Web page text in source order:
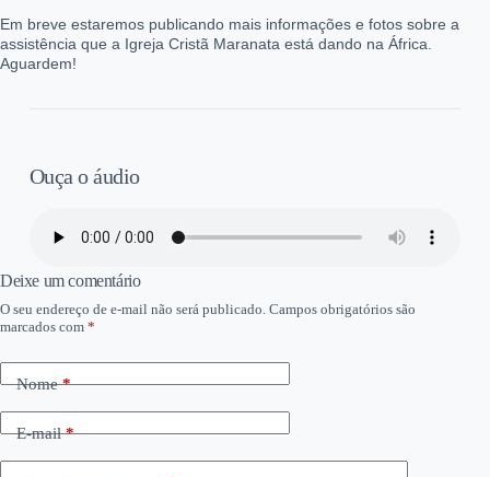
Em breve estaremos publicando mais informações e fotos sobre a
assistência que a Igreja Cristã Maranata está dando na África.
Aguardem!
Ouça o áudio
Deixe um comentário
O seu endereço de e-mail não será publicado. Campos obrigatórios são
marcados com *
Nome*
E-mail*